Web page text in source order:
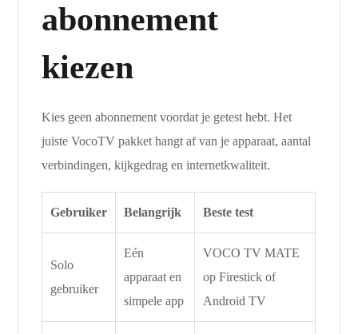
abonnement
kiezen
Kies geen abonnement voordat je getest hebt. Het
juiste VocoTV pakket hangt af van je apparaat, aantal
verbindingen, kijkgedrag en internetkwaliteit.
Gebruiker Belangrijk Beste test
Solo
gebruiker
Eén
apparaat en
simpele app
VOCO TV MATE
op Firestick of
Android TV